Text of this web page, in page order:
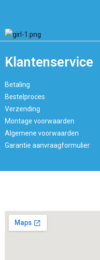
Klantenservice
Betaling
Bestelproces
Verzending
Montage voorwaarden
Algemene voorwaarden
Garantie aanvraagformulier